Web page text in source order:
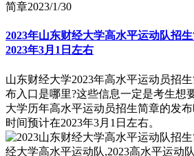
简章2023/1/30
2023年山东财经大学高水平运动队招
2023年3月1日左右
山东财经大学2023年高水平运动员招
布入口是哪里?这些信息一定是考生想
大学历年高水平运动员招生简章的发
时间预计在2023年3月1日左右。